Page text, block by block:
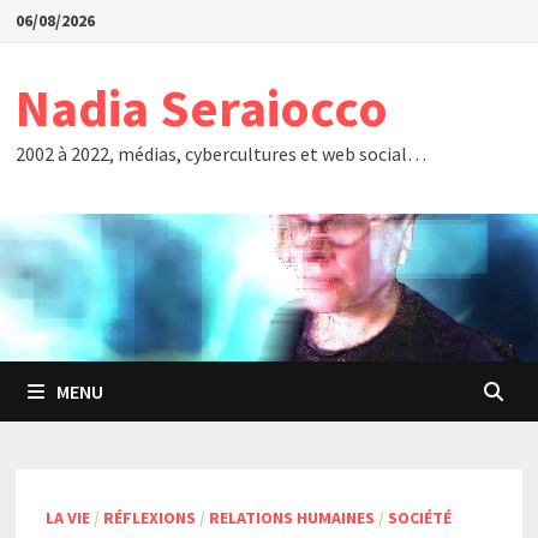
Passer
06/08/2026
Nadia Seraiocco
2002 à 2022, médias, cybercultures et web social…
MENU
LA VIE/ RÉFLEXIONS / RELATIONS HUMAINES / SOCIÉTÉ